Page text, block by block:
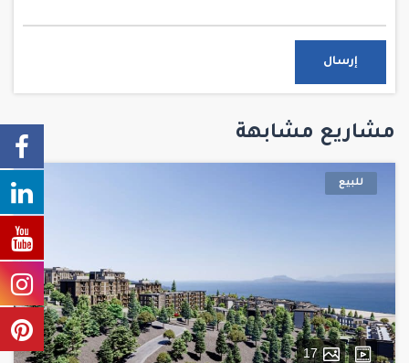
إرسال
مشاريع مشابهة
للبيع
17